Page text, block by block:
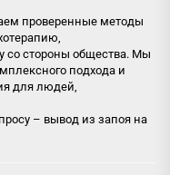
проверенные методы
со стороны общества. Мы
подхода и
для людей,
– вывод из запоя на